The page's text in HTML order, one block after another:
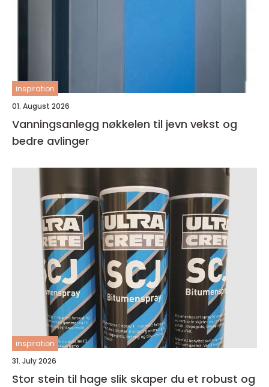
inspiration
01. August 2026
Vanningsanlegg nøkkelen til jevn vekst og
bedre avlinger
inspiration
31. July 2026
Stor stein til hage slik skaper du et robust og